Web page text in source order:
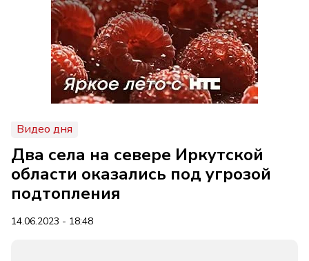
Видео дня
Два села на севере Иркутской
области оказались под угрозой
подтопления
14.06.2023 - 18:48